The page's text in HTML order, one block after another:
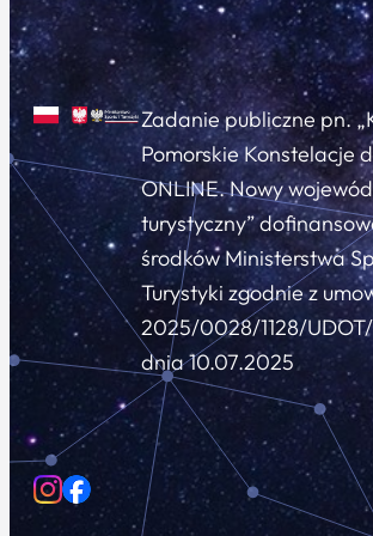
Zadanie publiczne pn.
Pomorskie Konstelacje
ONLINE. Nowy
turystyczny”
środków Ministerstwa
Turystyki zgodnie z
2025/0028/1128/
dnia 10.07.2025